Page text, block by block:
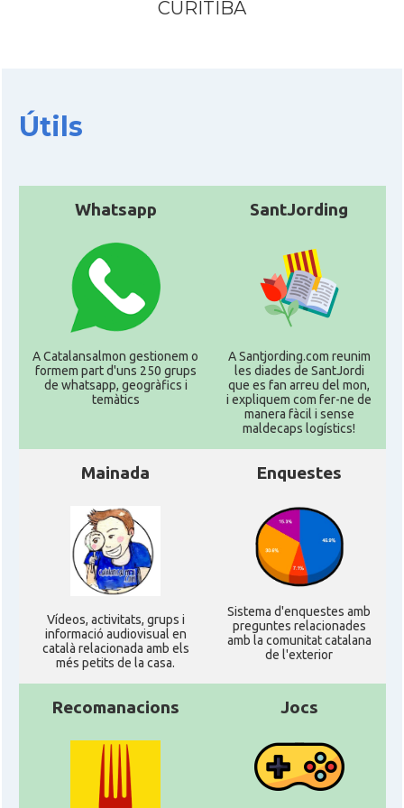
Consolat Consolat general a Porto Alegre
Consolat Consolat general a Rio de Janeiro
Consolat Consolat general a Salvador
Consolat Consolat general a São Paulo
Ambaixada espanyola a Brasil
CURITIBA
Útils
Whatsapp
A Catalansalmon gestionem o
formem part d'uns 250 grups
de whatsapp, geogràfics i
temàtics
SantJording
A Santjording.com reunim
les diades de SantJordi
que es fan arreu del mon,
i expliquem com fer-ne de
manera fàcil i sense
maldecaps logí­stics!
Mainada
Ví­deos, activitats, grups i
informació audiovisual en
català relacionada amb els
més petits de la casa.
Enquestes
Sistema d'enquestes amb
preguntes relacionades
amb la comunitat catalana
de l'exterior
Recomanacions Jocs